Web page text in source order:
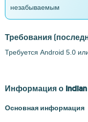
незабываемым
Требования
Требуется Android 5.0
Информация о Indian
Основная информация